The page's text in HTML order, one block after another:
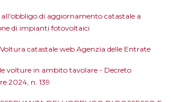
di aggiornamento catastale a
di impianti fotovoltaici
catastale web Agenzia delle Entrate
volture in ambito tavolare - Decreto
2024, n. 139